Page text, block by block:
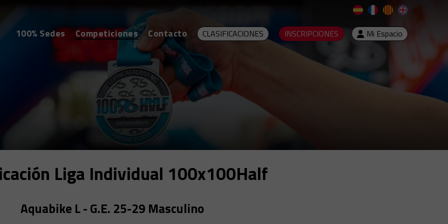
100% Sedes Competiciones Contacto CLASIFICACIONES INSCRIPCIONES Mi Espacio
Liga Individual 100x100Half
Aquabike L - G.E. 25-29 Masculino